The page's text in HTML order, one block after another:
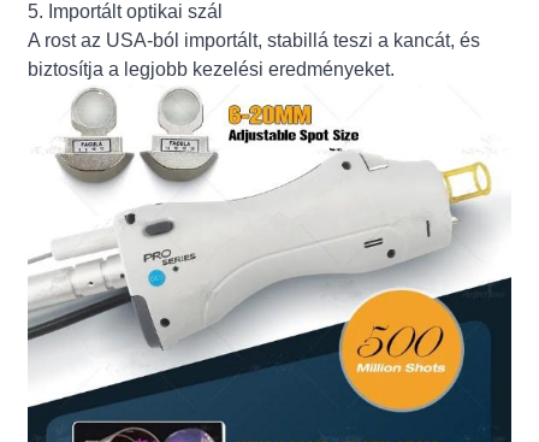
5. Importált optikai szál
A rost az USA-ból importált, stabillá teszi a kancát, és
biztosítja a legjobb kezelési eredményeket.